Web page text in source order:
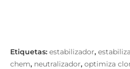
estabilizador,
chem, neutralizador, optimiza